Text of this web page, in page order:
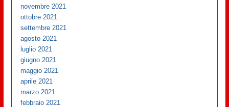
novembre 2021
ottobre 2021
settembre 2021
agosto 2021
luglio 2021
giugno 2021
maggio 2021
aprile 2021
marzo 2021
febbraio 2021